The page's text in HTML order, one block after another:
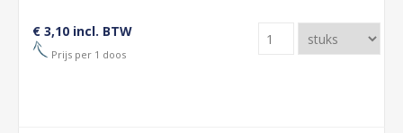
€ 3,10 incl. BTW
Prijs per 1 doos